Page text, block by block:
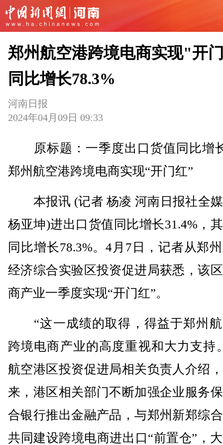
郑州航空港跨境电商实现"开
同比增长78.3%
河南日报
2024年04月09日 09:33
原标题：一季度出口货值同比增
郑州航空港跨境电商实现“开门红”
本报讯 (记者 杨凌 河南日报社全
杨亚坤)进出口货值同比增长31.4%，
同比增长78.3%。4月7日，记者从郑
经济综合实验区投资促进局获悉，该
商产业一季度实现“开门红”。
“这一成绩的取得，得益于郑州航
跨境电商产业的高度重视和大力支持
航空港区投资促进局相关负责人介绍
来，港区相关部门不断加强企业服务
合银行推出金融产品，与郑州新郑综
共同建设跨境电商进出口“前置仓”，